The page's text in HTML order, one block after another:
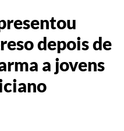
depois de
a jovens